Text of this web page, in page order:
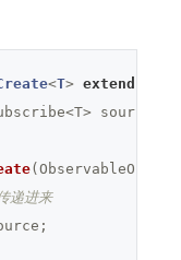
<T> extends
source;
递进来